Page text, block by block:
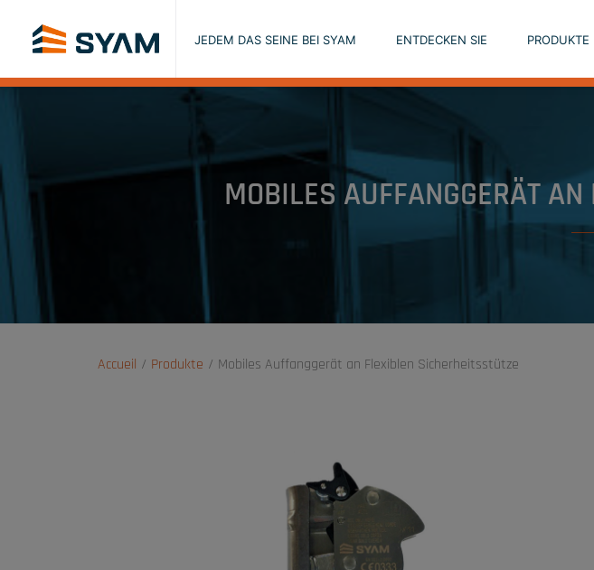
JEDEM DAS SEINE BEI SYAM ENTDECKEN SIE
MOBILES AUFFANGGERÄT
Accueil Produkte Mobiles Auffanggerät an Flexiblen Sicherheitsstütze